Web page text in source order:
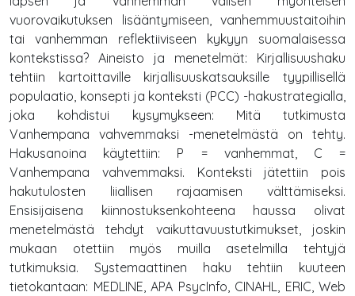
vuorovaikutuksen lisääntymiseen, vanhemmuustaitoihin
tai vanhemman reflektiiviseen kykyyn suomalaisessa
kontekstissa? Aineisto ja menetelmät: Kirjallisuushaku
tehtiin kartoittaville kirjallisuuskatsauksille tyypillisellä
populaatio, konsepti ja konteksti (PCC) -hakustrategialla,
joka kohdistui kysymykseen: Mitä tutkimusta
Vanhempana vahvemmaksi -menetelmästä on tehty.
Hakusanoina käytettiin: P = vanhemmat, C =
Vanhempana vahvemmaksi. Konteksti jätettiin pois
hakutulosten liiallisen rajaamisen välttämiseksi.
Ensisijaisena kiinnostuksenkohteena haussa olivat
menetelmästä tehdyt vaikuttavuustutkimukset, joskin
mukaan otettiin myös muilla asetelmilla tehtyjä
tutkimuksia. Systemaattinen haku tehtiin kuuteen
tietokantaan: MEDLINE, APA PsycInfo, CINAHL, ERIC, Web